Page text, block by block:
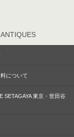
について
SETAGAYA 東京・世田谷